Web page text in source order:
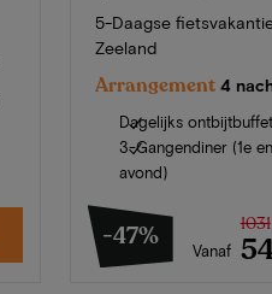
5-Daagse
Zeeland
Arrangement 4
Dagelijks ontbijtbuffet
3-Gangendiner (1e
avond)
-47% Vanaf
1031